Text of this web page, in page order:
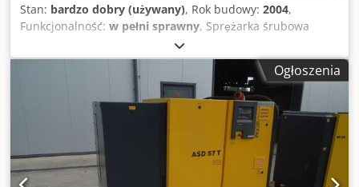
Stan: bardzo dobry (używany), Rok budowy: 2004,
Funkcjonalność: w pełni sprawny, Sprężarka śrubowa
CREEMERS RCB7,5 10 maszyna po serwisie Dane
techniczne: Dsdpfx Agozp Hrij Dekr wydajność: 1200 L/min;
silnik o mocy 7,5KW; ciśnienie 10 bar; przebieg 10943h!!!
2004 rok; sprężarka w pełni sprawna . cena netto: 8200 zł
cena brutto: 10086 zł Poniżej wideo.
Ogłoszenia